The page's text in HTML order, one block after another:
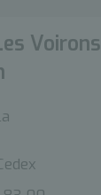
Voirons